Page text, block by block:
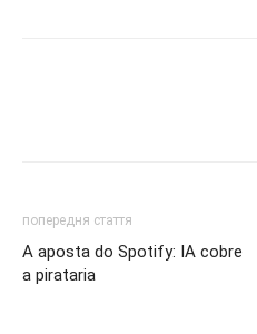
попередня стаття
A aposta do Spotify: IA cobre
a pirataria